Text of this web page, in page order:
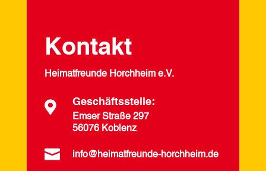
Kontakt
Heimatfreunde Horchheim e.V.
 Geschäftsstelle:
Emser Straße 297
56076 Koblenz
 info@heimatfreunde-horchheim.de